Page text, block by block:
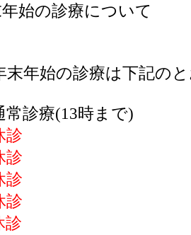
始の診療について
年始の診療は下記の
診療(13時まで)
診
診
診
診